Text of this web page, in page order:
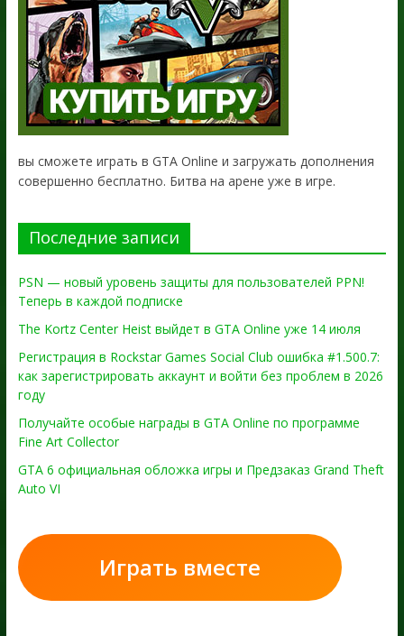
вы сможете играть в GTA Online и загружать дополнения
совершенно бесплатно. Битва на арене уже в игре.
Последние записи
PSN — новый уровень защиты для пользователей PPN!
Теперь в каждой подписке
The Kortz Center Heist выйдет в GTA Online уже 14 июля
Регистрация в Rockstar Games Social Club ошибка #1.500.7:
как зарегистрировать аккаунт и войти без проблем в 2026
году
Получайте особые награды в GTA Online по программе
Fine Art Collector
GTA 6 официальная обложка игры и Предзаказ Grand Theft
Auto VI
Играть вместе